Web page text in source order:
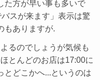
た方が早い事も多いで
スが来ます」表示は驚
もありますが.
るのでしょうが気候も
とんどのお店は17:00に
とどこかへ...というのは